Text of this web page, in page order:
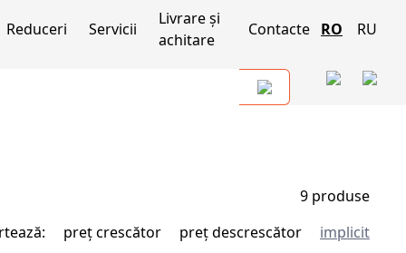
Reduceri Servicii
Livrare și
achitare
Contacte RO RU
9 produse
preț crescător preț descrescător implicit